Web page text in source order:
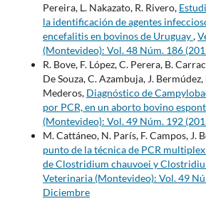
Pereira, L. Nakazato, R. Rivero,
la identificación de agentes
encefalitis en bovinos de Uruguay,
(Montevideo): Vol. 48 Núm. 186
R. Bove, F. López, C. Perera, B.
De Souza, C. Azambuja, J.
Mederos, Diagnóstico de
por PCR, en un aborto bovino
(Montevideo): Vol. 49 Núm. 192
M. Cattáneo, N. París, F. Campos, J.
punto de la técnica de PCR
de Clostridium chauvoei y
Veterinaria (Montevideo): Vol. 49
Diciembre